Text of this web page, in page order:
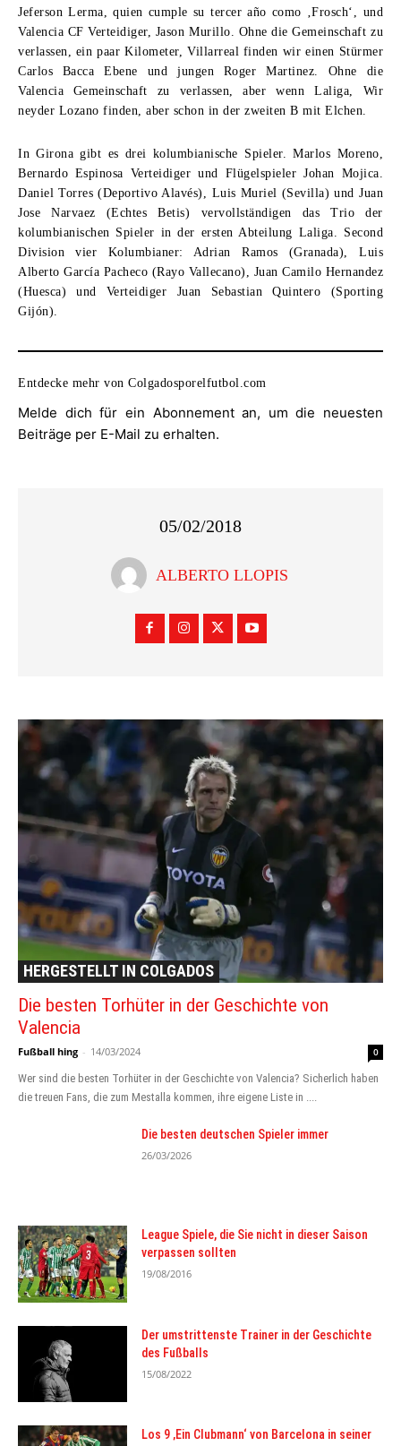
Jeferson Lerma,quien cumple su tercer año como ‚Frosch‘, und
Valencia CF Verteidiger, Jason Murillo. Ohne die Gemeinschaft zu
verlassen, ein paar Kilometer, Villarreal finden wir einen Stürmer
Carlos Bacca Ebene und jungen Roger Martinez. Ohne die
Valencia Gemeinschaft zu verlassen, aber wenn Laliga, Wir
neyder Lozano finden, aber schon in der zweiten B mit Elchen.
In Girona gibt es drei kolumbianische Spieler.Marlos Moreno,
Bernardo Espinosa Verteidiger und Flügelspieler Johan Mojica.
Daniel Torres (Deportivo Alavés), Luis Muriel (Sevilla) und Juan
Jose Narvaez (Echtes Betis) vervollständigen das Trio der
kolumbianischen Spieler in der ersten Abteilung Laliga. Second
Division vier Kolumbianer: Adrian Ramos (Granada), Luis
Alberto García Pacheco (Rayo Vallecano), Juan Camilo Hernandez
(Huesca) und Verteidiger Juan Sebastian Quintero (Sporting
Gijón).
Entdecke mehr von Colgadosporelfutbol.com
Melde dich für ein Abonnement an, um die neuesten
Beiträge per E-Mail zu erhalten.
05/02/2018
ALBERTO LLOPIS
HERGESTELLT IN COLGADOS
Die besten Torhüter in der Geschichte von
Valencia
Fußball hing - 14/03/2024 0
Wer sind die besten Torhüter in der Geschichte von Valencia? Sicherlich haben
die treuen Fans, die zum Mestalla kommen, ihre eigene Liste in ....
Die besten deutschen Spieler immer
26/03/2026
League Spiele, die Sie nicht in dieser Saison
verpassen sollten
19/08/2016
Der umstrittenste Trainer in der Geschichte
des Fußballs
15/08/2022
Los 9 ‚Ein Clubmann‘ von Barcelona in seiner